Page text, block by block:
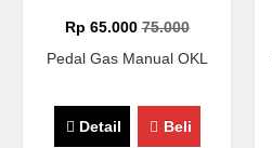
Rp 65.00075.000
Pedal Gas Manual OKL
Detail Beli